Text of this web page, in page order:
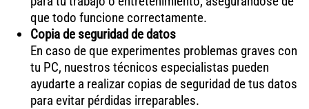
que todo funcione correctamente.
Copia de seguridad de datos
En caso de que experimentes problemas graves con
tu PC, nuestros técnicos especialistas pueden
ayudarte a realizar copias de seguridad de tus datos
para evitar pérdidas irreparables.